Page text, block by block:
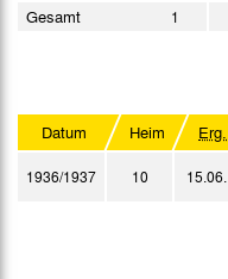
Gesamt 1
Datum Heim Erg.
1936/1937 10 15.06.